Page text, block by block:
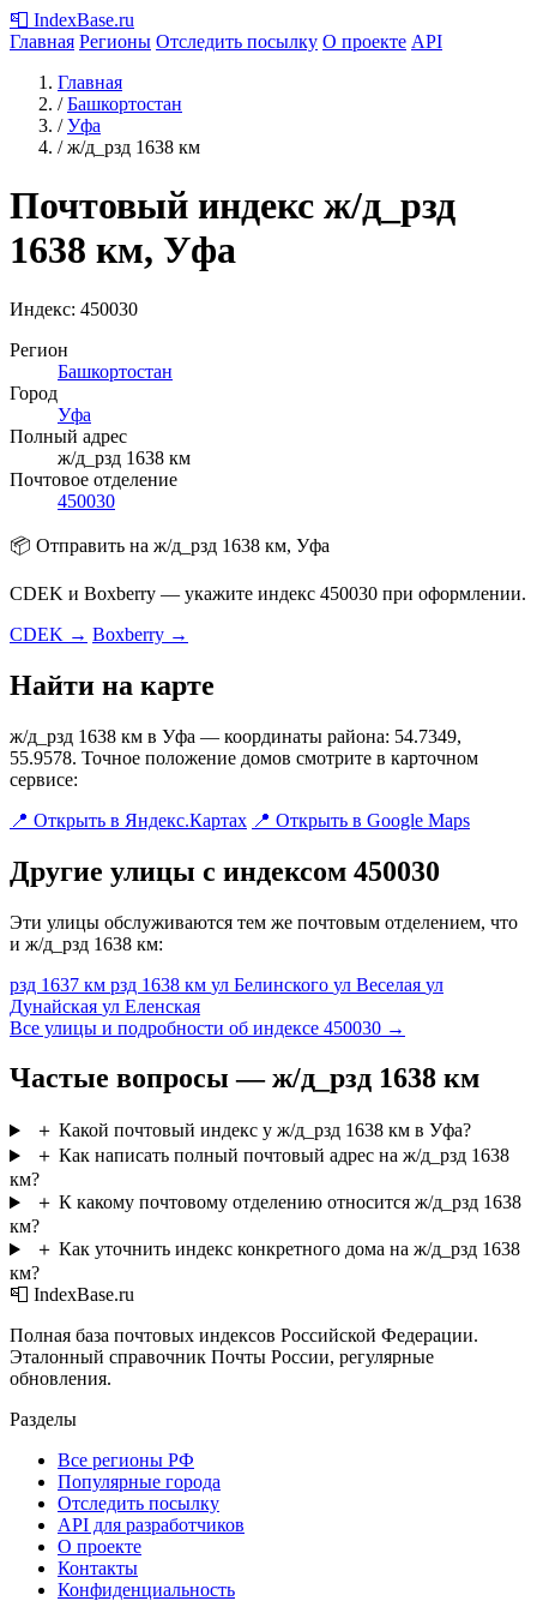
📮 IndexBase.ru
Главная Регионы Отследить посылку О проекте API
Главная
/ Башкортостан
/ Уфа
/ ж/д_рзд 1638 км
Почтовый индекс ж/д_рзд
1638 км, Уфа
Индекс: 450030
Регион
Башкортостан
Город
Уфа
Полный адрес
ж/д_рзд 1638 км
Почтовое отделение
450030
📦 Отправить на ж/д_рзд 1638 км, Уфа
CDEK и Boxberry — укажите индекс 450030 при оформлении.
CDEK → Boxberry →
Найти на карте
ж/д_рзд 1638 км в Уфа — координаты района: 54.7349,
55.9578. Точное положение домов смотрите в карточном
сервисе:
📍 Открыть в Яндекс.Картах 📍 Открыть в Google Maps
Другие улицы с индексом 450030
Эти улицы обслуживаются тем же почтовым отделением, что
и ж/д_рзд 1638 км:
рзд 1637 км рзд 1638 км ул Белинского ул Веселая ул
Дунайская ул Еленская
Все улицы и подробности об индексе 450030 →
Частые вопросы — ж/д_рзд 1638 км
＋ Какой почтовый индекс у ж/д_рзд 1638 км в Уфа?
＋ Как написать полный почтовый адрес на ж/д_рзд 1638
км?
＋ К какому почтовому отделению относится ж/д_рзд 1638
км?
＋ Как уточнить индекс конкретного дома на ж/д_рзд 1638
км?
📮 IndexBase.ru
Полная база почтовых индексов Российской Федерации.
Эталонный справочник Почты России, регулярные
обновления.
Разделы
Все регионы РФ
Популярные города
Отследить посылку
API для разработчиков
О проекте
Контакты
Конфиденциальность